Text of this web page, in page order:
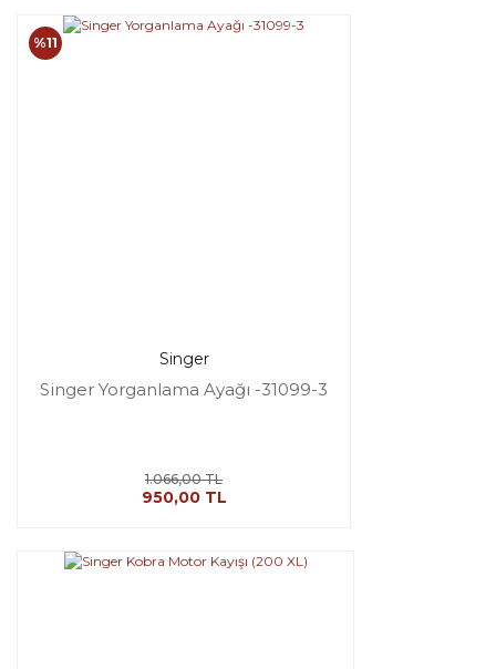
Singer
Singer Yorganlama Ayağı -31099-3
%11
1.066,00 TL
950,00 TL